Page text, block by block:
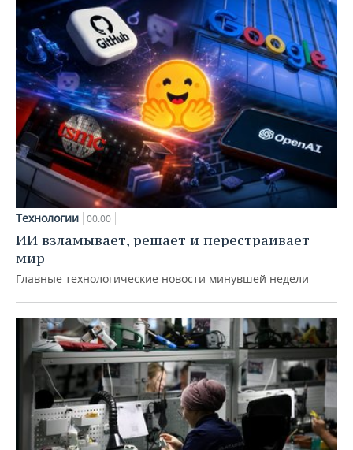
Технологии 00:00
ИИ взламывает, решает и перестраивает
мир
Главные технологические новости минувшей недели